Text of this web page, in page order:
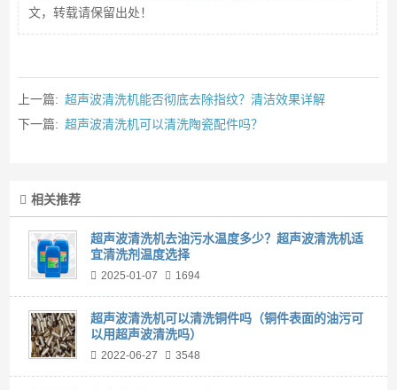
文，转载请保留出处！
上一篇: 超声波清洗机能否彻底去除指纹？清洁效果详解
下一篇: 超声波清洗机可以清洗陶瓷配件吗？
相关推荐
超声波清洗机去油污水温度多少？超声波清洗机适
宜清洗剂温度选择
2025-01-07 1694
超声波清洗机可以清洗铜件吗（铜件表面的油污可
以用超声波清洗吗）
2022-06-27 3548